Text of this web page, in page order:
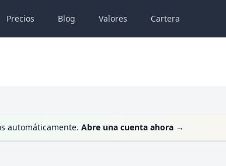
Precios Blog Valores Cartera
automáticamente. Abre una cuenta ahora →